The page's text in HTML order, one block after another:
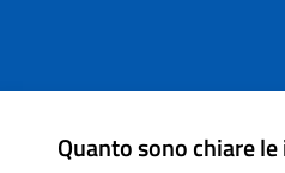
Quanto sono chiare